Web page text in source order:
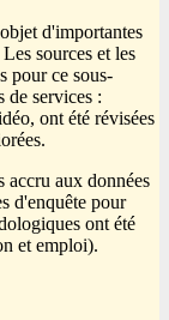
d'importantes
sources et les
pour ce sous-
de services :
ont été révisées
accru aux données
d'enquête pour
ont été
et emploi).